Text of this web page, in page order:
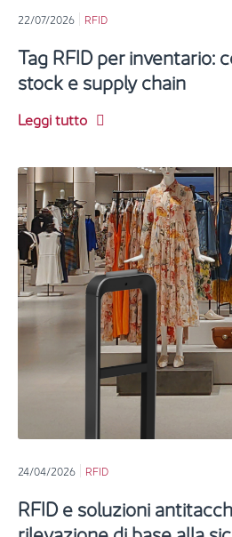
22/07/2026 RFID
Tag RFID per inventario:
stock e supply chain
Leggi tutto
24/04/2026 RFID
RFID e soluzioni